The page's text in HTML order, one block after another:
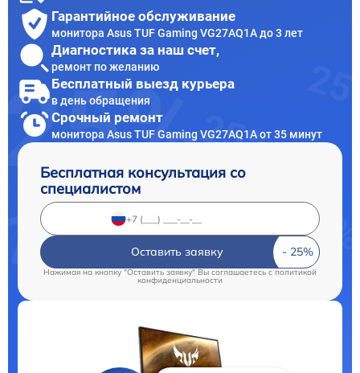
Гарантийное обслуживание
монитора Asus TUF Gaming VG27AQ1A до 3 лет
Диагностика за наш счет,
ремонт по желанию
Бесплатный выезд курьера
в день обращения
Срочный ремонт
монитора Asus TUF Gaming VG27AQ1A от 35 минут
Бесплатная консультация со
специалистом
Оставить заявку
Нажимая на кнопку "Оставить заявку" Вы соглашаетесь c политикой
конфиденциальности